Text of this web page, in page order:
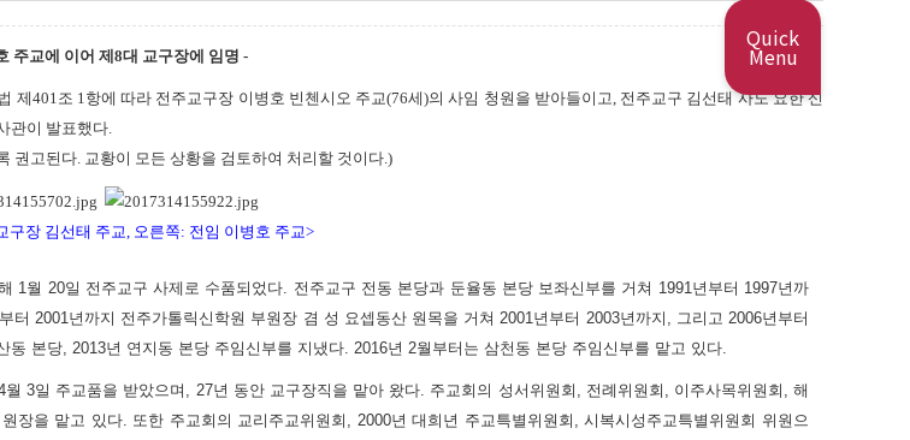
Quick
Menu
주교에 이어 제8대 교구장에 임명 -
401조 1항에 따라 전주교구장 이병호 빈첸시오 주교(76세)의 사임 청원을 받아들이고, 전주교구 김선태 사도 요한 신
관이 발표했다.
고된다. 교황이 모든 상황을 검토하여 처리할 것이다.)
구장 김선태 주교, 오른쪽: 전임 이병호 주교>
1월 20일 전주교구 사제로 수품되었다. 전주교구 전동 본당과 둔율동 본당 보좌신부를 거쳐 1991년부터 1997년까
2001년까지 전주가톨릭신학원 부원장 겸 성 요셉동산 원목을 거쳐 2001년부터 2003년까지, 그리고 2006년부터
본당, 2013년 연지동 본당 주임신부를 지냈다. 2016년 2월부터는 삼천동 본당 주임신부를 맡고 있다.
3일 주교품을 받았으며, 27년 동안 교구장직을 맡아 왔다. 주교회의 성서위원회, 전례위원회, 이주사목위원회, 해
장을 맡고 있다. 또한 주교회의 교리주교위원회, 2000년 대희년 주교특별위원회, 시복시성주교특별위원회 위원으